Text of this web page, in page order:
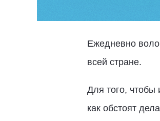
Ежедневно
всей стране.
Для того, чтобы
как обстоят